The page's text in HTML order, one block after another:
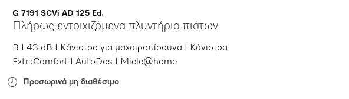
G 7191 SCVi AD 125 Ed.
Πλήρως εντοιχιζόμενα πλυντήρια πιάτων
B I 43 dB I Κάνιστρο για μαχαιροπίρουνα I Κάνιστρα
ExtraComfort I AutoDos I Miele@home
Προσωρινά μη διαθέσιμο